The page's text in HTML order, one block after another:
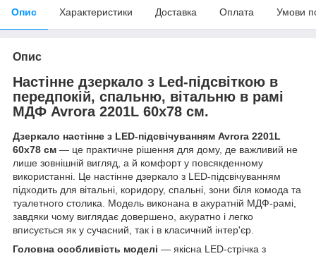
Опис Характеристики Доставка Оплата Умови
Опис
Настінне дзеркало з Led-підсвіткою в
передпокій, спальню, вітальню в рамі
МДФ Avrora 2201L 60х78 см.
Дзеркало настінне з LED-підсвічуванням Avrora 2201L
60х78 см — це практичне рішення для дому, де важливий не
лише зовнішній вигляд, а й комфорт у повсякденному
використанні. Це настінне дзеркало з LED-підсвічуванням
підходить для вітальні, коридору, спальні, зони біля комода та
туалетного столика. Модель виконана в акуратній МДФ-рамі,
завдяки чому виглядає довершено, акуратно і легко
вписується як у сучасний, так і в класичний інтер'єр.
Головна особливість моделі — якісна LED-стрічка з